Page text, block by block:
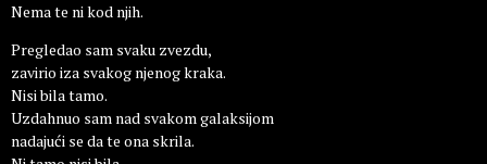
Nema te ni kod njih.
Pregledao sam svaku zvezdu,
zavirio iza svakog njenog kraka.
Nisi bila tamo.
Uzdahnuo sam nad svakom galaksijom
nadajući se da te ona skrila.